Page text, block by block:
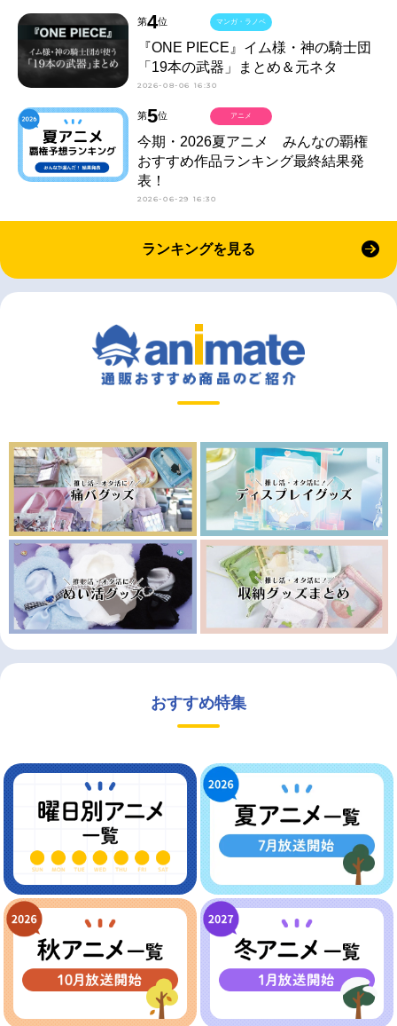
第4位
『ONE PIECE』イム様・神の騎士団
「19本の武器」まとめ＆元ネタ
2026-08-06 16:30
マンガ・ラノベ
第5位
今期・2026夏アニメ みんなの覇権
おすすめ作品ランキング最終結果発
表！
2026-06-29 16:30
アニメ
ランキングを見る
おすすめ特集